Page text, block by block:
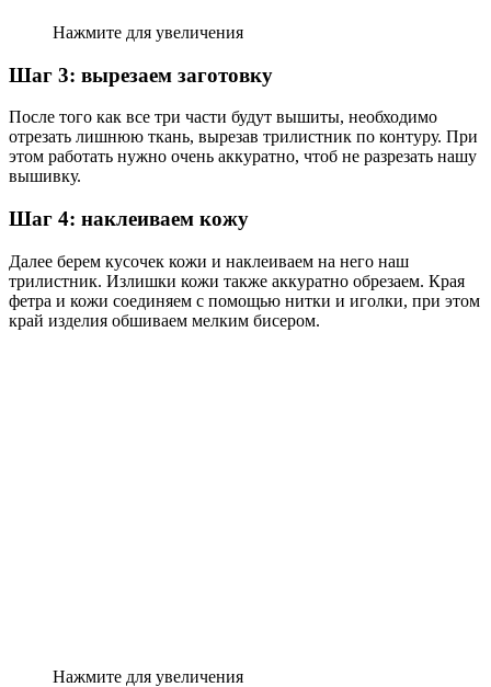
Нажмите для увеличения
Шаг 3: вырезаем заготовку
После того как все три части будут вышиты, необходимо
отрезать лишнюю ткань, вырезав трилистник по контуру. При
этом работать нужно очень аккуратно, чтоб не разрезать нашу
вышивку.
Шаг 4: наклеиваем кожу
Далее берем кусочек кожи и наклеиваем на него наш
трилистник. Излишки кожи также аккуратно обрезаем. Края
фетра и кожи соединяем с помощью нитки и иголки, при этом
край изделия обшиваем мелким бисером.
Нажмите для увеличения